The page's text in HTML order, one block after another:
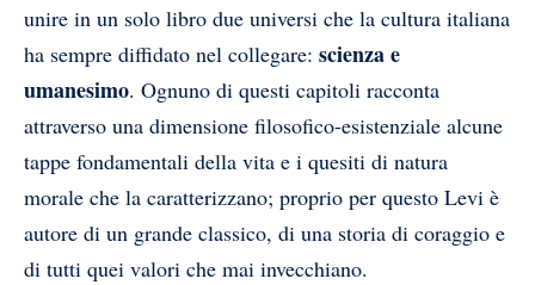
unire in un solo libro due universi che la cultura italiana
ha sempre diffidato nel collegare: scienza e
umanesimo. Ognuno di questi capitoli racconta
attraverso una dimensione filosofico-esistenziale alcune
tappe fondamentali della vita e i quesiti di natura
morale che la caratterizzano; proprio per questo Levi è
autore di un grande classico, di una storia di coraggio e
di tutti quei valori che mai invecchiano.